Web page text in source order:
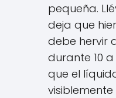
pequeña.
deja que
debe hervir
durante 10
que el